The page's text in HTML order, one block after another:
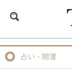
占い・開運